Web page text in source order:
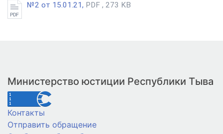
№2 от 15.01.21, PDF , 273 KB
Министерство юстиции Республики Тыва
Контакты
Отправить обращение